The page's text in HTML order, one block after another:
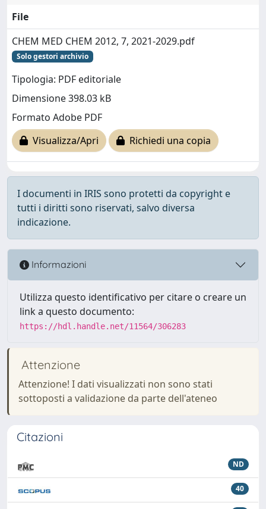
File
CHEM MED CHEM 2012, 7, 2021-2029.pdf
Solo gestori archivio
Tipologia: PDF editoriale
Dimensione 398.03 kB
Formato Adobe PDF
Visualizza/Apri
Richiedi una copia
I documenti in IRIS sono protetti da copyright e
tutti i diritti sono riservati, salvo diversa
indicazione.
Informazioni
Utilizza questo identificativo per citare o creare un
link a questo documento:
https://hdl.handle.net/11564/306283
Attenzione
Attenzione! I dati visualizzati non sono stati
sottoposti a validazione da parte dell'ateneo
Citazioni
ND
40